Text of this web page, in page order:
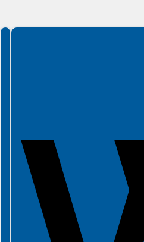
Spełniamy standardy WCAG 2.2
Spełniamy standardy W3C